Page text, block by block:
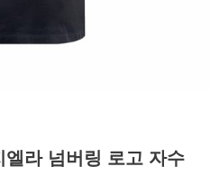
엘라 넘버링 로고 자수